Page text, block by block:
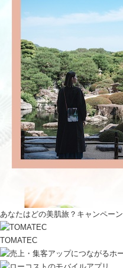
あなたはどの美肌旅？キャンペーン
TOMATEC